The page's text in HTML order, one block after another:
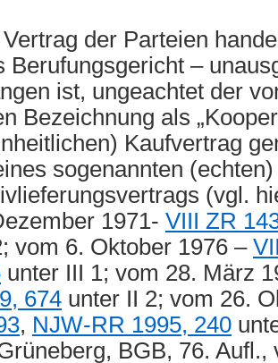
der Parteien
Berufungsgericht –
ist, ungeachtet der
Bezeichnung als
Kaufvertrag
sogenannten (echten)
(vgl.
1971- VIII ZR
vom 6. Oktober 1976 –
unter III 1; vom 28. März
674 unter II 2; vom 26.
, NJW-RR 1995, 240
BGB, 76. Aufl.,